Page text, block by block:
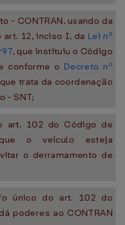
- CONTRAN, usando da
12, inciso I, da Lei nº
, que instituiu o Código
conforme o Decreto nº
trata da coordenação
- SNT;
art. 102 do Código de
o veículo esteja
o derramamento de
único do art. 102 do
poderes ao CONTRAN